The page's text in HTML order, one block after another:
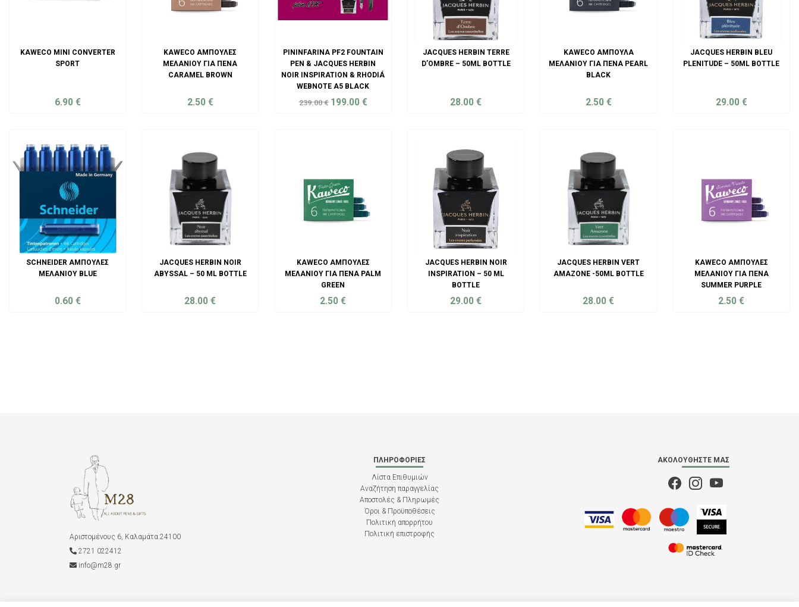
KAWECO MINI CONVERTER
SPORT
6.90 €
KAWECO ΑΜΠΟΎΛΕΣ
ΜΕΛΑΝΙΟΎ ΓΙΑ ΠΈΝΑ
CARAMEL BROWN
2.50 €
PININFARINA PF2 FOUNTAIN
PEN & JACQUES HERBIN
NOIR INSPIRATION & RHODIÁ
WEBNOTE A5 BLACK
239.00€ 199.00 €
JACQUES HERBIN TERRE
D’OMBRE – 50ML BOTTLE
28.00€
KAWECO ΑΜΠΟΎΛΑ
ΜΕΛΑΝΙΟΎ ΓΙΑ ΠΈΝΑ PEARL
BLACK
2.50 €
JACQUES HERBIN BLEU
PLENITUDE – 50ML BOTTLE
29.00 €
SCHNEIDER ΑΜΠΟΎΛΕΣ
ΜΕΛΑΝΙΟΎ BLUE
0.60 €
JACQUES HERBIN NOIR
ABYSSAL – 50 ML BOTTLE
28.00€
KAWECO ΑΜΠΟΎΛΕΣ
ΜΕΛΑΝΙΟΎ ΓΙΑ ΠΈΝΑ PALM
GREEN
2.50€
JACQUES HERBIN NOIR
INSPIRATION – 50 ML
BOTTLE
29.00€
JACQUES HERBIN VERT
AMAZONE -50ML BOTTLE
28.00€
KAWECO ΑΜΠΟΎΛΕΣ
ΜΕΛΑΝΙΟΎ ΓΙΑ ΠΈΝΑ
SUMMER PURPLE
2.50€
Αριστομένους 6, Καλαμάτα 24100
2721 022412
info@m28.gr
ΠΛΗΡΟΦΟΡΊΕΣ
Λίστα Επιθυμιών
Αναζήτηση παραγγελίας
Αποστολές & Πληρωμές
Όροι & Προϋποθέσεις
Πολιτική απορρήτου
Πολιτική επιστροφής
ΑΚΟΛΟΥΘΉΣΤΕ ΜΑΣ